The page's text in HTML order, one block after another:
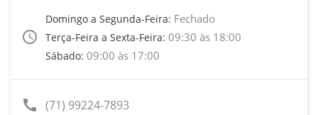
access_time
Domingo a Segunda-Feira: Fechado
Terça-Feira a Sexta-Feira: 09:30 às 18:00
Sábado: 09:00 às 17:00
call (71) 99224-7893